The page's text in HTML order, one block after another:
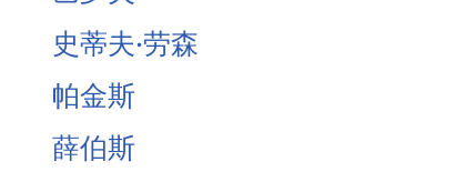
史蒂夫·劳森
帕金斯
薛伯斯